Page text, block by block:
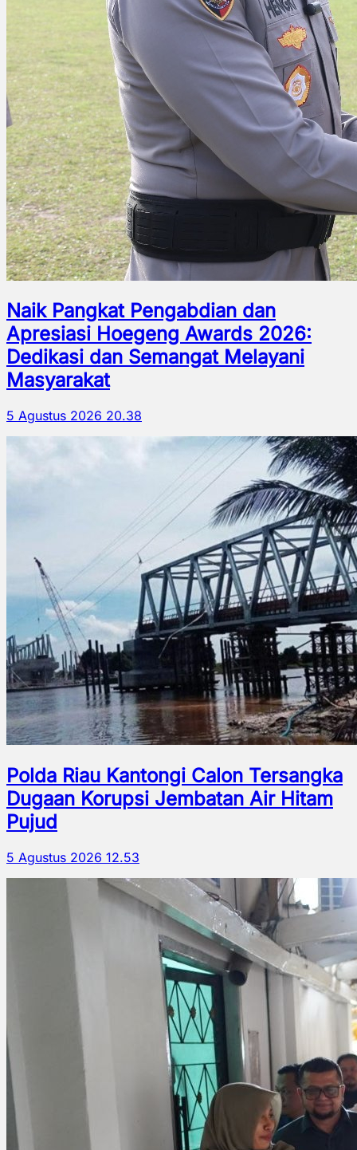
Naik Pangkat Pengabdian dan
Apresiasi Hoegeng Awards 2026:
Dedikasi dan Semangat Melayani
Masyarakat
5 Agustus 2026 20.38
Polda Riau Kantongi Calon Tersangka
Dugaan Korupsi Jembatan Air Hitam
Pujud
5 Agustus 2026 12.53